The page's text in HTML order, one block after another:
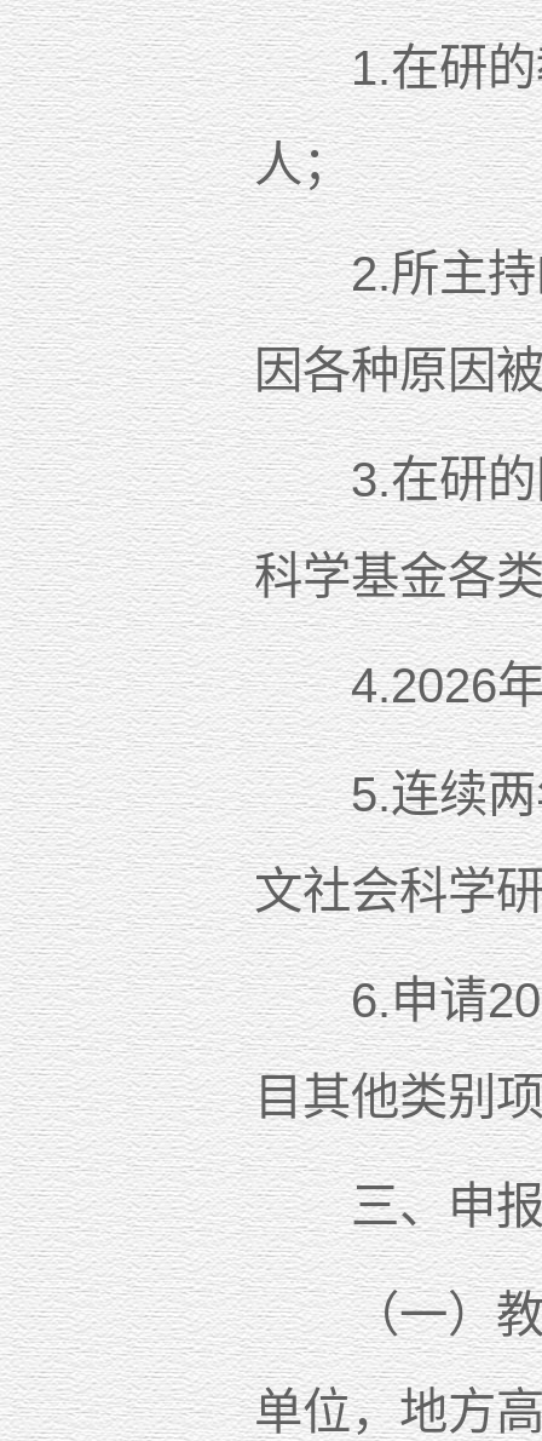
1.在研的教
人；
2.所主持的
因各种原因
3.在研的国
科学基金各
4.2026年度
5.连续两年
文社会科学
6.申请2026
目其他类别
三、申报
（一）教育
单位，地方